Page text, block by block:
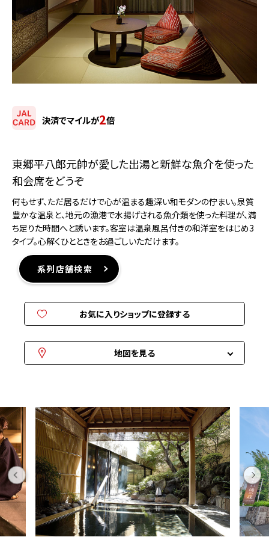
決済でマイルが2倍
東郷平八郎元帥が愛した出湯と新鮮な魚介を使った
和会席をどうぞ
何もせず、ただ居るだけで心が温まる趣深い和モダンの佇まい。泉質
豊かな温泉と、地元の漁港で水揚げされる魚介類を使った料理が、満
ち足りた時間へと誘います。客室は温泉風呂付きの和洋室をはじめ3
タイプ。心解くひとときをお過ごしいただけます。
系列店舗検索
お気に入りショップに登録する
地図を見る